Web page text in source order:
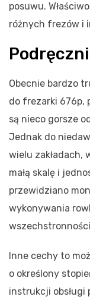
posuwu.
różnych frezów i
Obecnie bardzo
do frezarki 676p,
są nieco gorsze
Jednak do
wielu zakładach,
małą skalę i
przewidziano
wykonywania
Inne cechy to
o określony
instrukcji obsługi